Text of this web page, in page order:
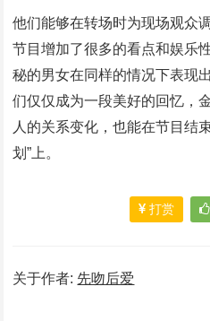
他们能够在转场时为现场观众
节目增加了很多的看点和娱乐
秘的男女在同样的情况下表现
们仅仅成为一段美好的回忆，
人的关系变化，也能在节目结
划”上。
打赏
关于作者: 先吻后爱